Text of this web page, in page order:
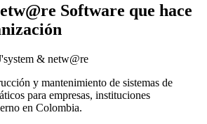
Software que hace
y mantenimiento de sistemas de
para empresas, instituciones
en Colombia.